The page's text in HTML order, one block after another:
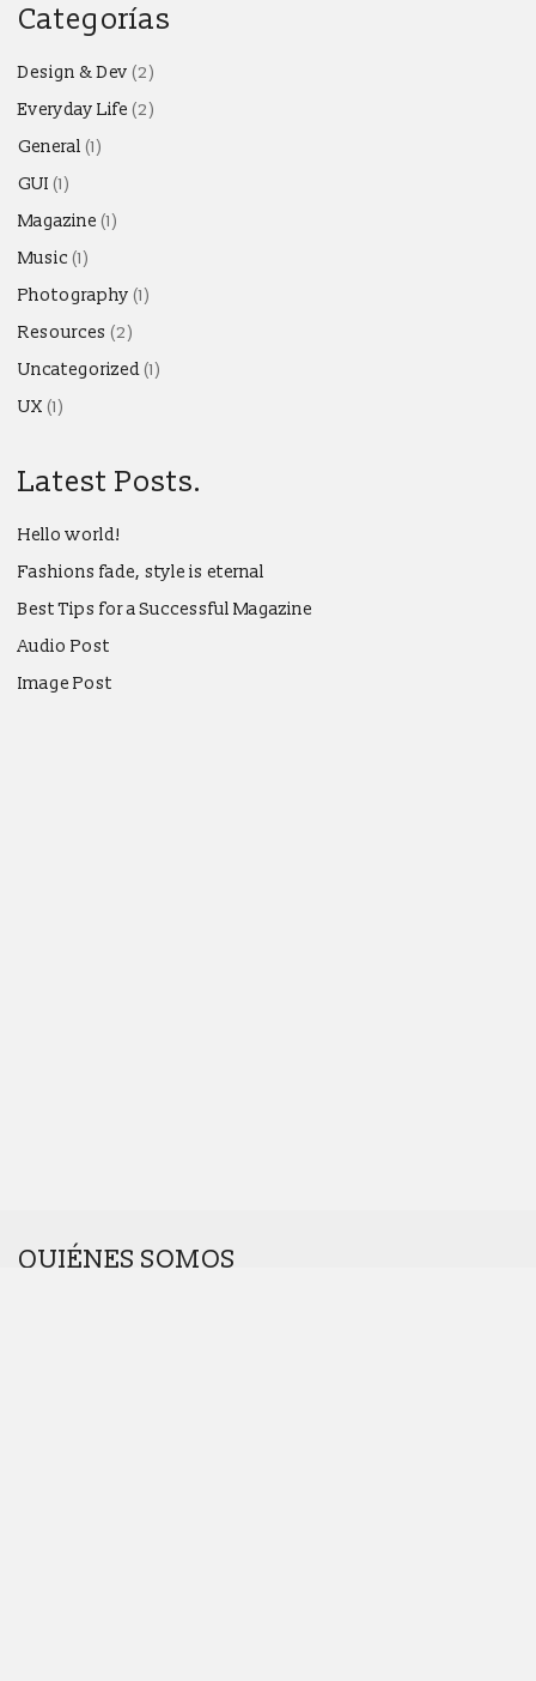
Categorías
Design & Dev (2)
Everyday Life (2)
General (1)
GUI (1)
Magazine (1)
Music (1)
Photography (1)
Resources (2)
Uncategorized(1)
UX (1)
Latest Posts.
Hello world!
Fashions fade, style is eternal
Best Tips for a Successful Magazine
Audio Post
Image Post
QUIÉNES SOMOS